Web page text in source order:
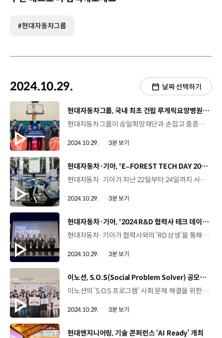
#현대자동차그룹
2024.10.29. 날짜 선택하기
[동영상]
현대자동차그룹, 국내 최초 건립 루게릭요양병원 지원
현대자동차그룹이 승일희망재단과 손잡고 중증근육성 희귀질환인 ‘루게릭병’ 환우를 지원합니다. 현대자동차그룹은 지난 22일, 현대모비스 농구단 체육관에서 승일희망재단에 루게릭요양병원의 차량 및 의료물품 구입을 위한 성금 2억 원을 전달했습니다. 김영광 상무 / 현대모비스 ESG경영추진실현대모비스 농구단의 코치이셨던 故 박승일 대표님의 뜻을 이어가고 계시는 승일희망재단에 차량을 전달하게 된 것을 큰 영광으로 생각합니다. 루게릭병 환우와 가족들을 위해 오랫동안 힘써주고 계시는 션 대표님을 비롯한 승일희망재단 관계자분들께 깊은 존경과 감사의 말씀드립니다. 션 공동대표 / 승일희망재단저희 루게릭요양병원에 꼭 필요한 장애인 이동 차량을 현대자동차그룹에서 지원해 주셔서 너무 기쁘고 감사한 마음입니다. 故 박승일, 션 공동대표가 지난 2011년 루게릭병 환우를 지원하기 위해 설립한 승일희망재단은 국내 최초로 루게릭요양병원 건립에 나서 오는 12월 완공을 앞두고 있는데요. 이날 행사에는 현대모비스 임직원과 농구단 관계자, 현대모비스 함지훈 선수, 장재석 선수 등이 참석해 뜻을 모았습니다. 장재석 선수 / 현대모비스 농구단루게릭병이 어떻게 생겨났는지, 병이 어떤지, 이름이 어떻게 생겨났는지 알게 되고 나니까 사람들에게 널리 알려질 수 있도록 제가 보탬이 되는 것 같아서 정말 감사하게 생각하고 있습니다. 한편, 현대자동차그룹은 어제(28일)부터 주요 사업장 10개소에서 자유투 모금 이벤트와 28개 그룹사를 대상으로한 온라인 모금 캠페인 ‘Shoot for Hope’를 진행하고 있는데요. 모금 캠페인은 다음달 8일까지 2주간 진행되며, 모금액은 승일희망재단에 기부될 예정입니다. 션 공동대표 / 승일희망재단루게릭병 등 중증근육성 희귀질환 환우와 가족을 위한 온라인 모금 그리고 희망의 자유투, Shoot for Hope 행사까지 현대자동차그룹 임직원 여러분들의 많은 관심과 참여 부탁드립니다.
2024.10.29. 3분 보기
[동영상]
현대자동차·기아, 'E–FOREST TECH DAY 2024' 개최
현대자동차·기아가 지난 22일부터 24일까지 사흘간 경기도 의왕연구소에서 ‘E-FOREST TECH DAY 2024’를 열고 SDF로의 전환을 위한 미래 비전을 제시했습니다. 올해로 5회차를 맞은 E-FOREST TECH DAY는 스마트 팩토리 혁신 제조 기술을 공유하기 위한 신기술 전시회인데요, 올해는 특히 현대자동차·기아 제조솔루션본부 및 협력사가 제조 기술 혁신을 통해 SDF, 즉 소프트웨어 중심 공장 구현을 가속화하기 위해 연구개발하고 있는 성과를 공유하는 전시들로 꾸며졌습니다. SDF는 데이터 연결 및 디지털 전환을 통해 SDV를 생산하는 기지 역할을 수행하게 되는데요, 현대자동차·기아는 SDF를 통해 생산속도 향상, 신차 투입 시 투자 비용 절감, 품질 향상 등의 효과를 거둠으로써 스마트팩토리 생태계, E-FOREST를 구현할 수 있을 것으로 기대하고 있습니다. 이재민 상무 / 현대자동차·기아 E-FOREST센터 SDF로의 전환을 통해 생산 현장의 애로사항을 실시간 개선하고 설비의 효율적 운영을 통하여 제조 경쟁력을 한 단계 업그레이드하는 동시에 다양한 고객의 니즈에 맞춘 신속한 생산 체계 전환으로 고객 가치를 실현하는 것을 최종 목표로 삼고 있습니다. 이는 앞으로 미래를 위한 기술 개발 방향성 설정에 큰 힘이 되리라 생각합니다. 이번 E-FOREST TECH DAY에서는 제조 AI와 디지털 트윈, 물류·조립 자동화, 로보틱스 솔루션, AAM 제조기술 등 다양한 혁신 기술 200여 건을 전시했는데요, 이와 함께 미래 신기술 방향성을 제시하기 위해 SDF, AAM, 로보틱스, 스타트업 등 4개의 테마관을 운영했습니다. 특히 200여 건의 전시 중에는 현대모비스, 현대로템, 현대위아, 현대오토에버, 현대글로비스, 현대트랜시스 등 6개의 그룹사가 28건, 스타트업이 5건의 전시에 참여해 협력와 공유의 장이 되기도 했습니다. 한편, 신제조기술 발표 대회 및 소프트웨어 유저 콘퍼런스를 비롯해 빅테크 전문기업을 초청한 세미나도 진행하며 미래 제조 공장에 대한 다양한 의견을 나눴는데요, 현대자동차·기아는 이번 E-FOREST TECH DAY를 계기로 앞으로도 생산 공장에 신기술 활용 분야를 더욱 확대해 나갈 계획입니다.
2024.10.29. 3분 보기
[동영상]
현대자동차·기아, '2024 R&D 협력사 테크 데이' 개최
현대자동차·기아가 협력사와의 ‘RD 상생’을 통해 미래 모빌리티 경쟁력을 한층 끌어올립니다. 'RD 협력사 테크 데이'는 현대자동차·기아가 기술 개발과 품질 확보 측면에서 우수한 성과를 낸 협력사에 대해 포상하고, 다방면의 기술 교류를 통해 상호 협력을 모색하는 자리로, RD 분야 대표 동반성장 프로그램 중 하나입니다. 양희원 사장 / 현대자동차·기아 RD본부우리는 지금 전 세계적인 격변의 한복판에 서 있습니다. 이러한 변화 속에서 기업이 생존하고 성장하기 위해 가장 필요한 것은 결국 차별화된 기술을 보유하고 경쟁력 있는 제품을 개발할 수 있는 역량을 확보하는 것이라고 믿습니다. 그런 의미에서 ‘RD 협력사 테크 데이’가 미래를 위한 신기술 개발의 중요성을 다시 한 번 돌아보는 소중한 기회가 되시기를 바라며, 현대자동차·기아도 지금까지의 성장에 가장 큰 조력자이자 파트너인 협력사 여러분을 위해 앞으로도 상생과 협력을 통한 동반성장에 더욱 최선을 다하겠습니다. 올해로 19회 째를 맞은 이날 행사는 우수 협력사 기술 6건에 대한 포상과 우수 신기술 사례 발표, 전시회 등으로 구성됐는데요, 최우수 기술에 유라코퍼레이션이 개발한 ‘SDV 존 아키텍처 구성 요소 기술’이 선정됐습니다. 한편, 임직원과 고객들이 편리하게 신기술을 관람할 수 있도록 1주간 추가로 오프라인과 온라인 생중계를 병행해 더 많은 협력사 관계자들이 행사에 참여할 수 있도록 했습니다. 김경철 상무 / 현대자동차·기아 연구개발품질기획실 ‘RD 협력사 테크 데이’는 현대자동차·기아 협력사와 동반성장과 상생 협력을 목적으로 2006년도부터 매년 실시해오고 있는 오랜 전통과 의미를 가진 행사입니다. 대내외 환경 변화로 인해 어려운 여건 속에서도 많은 협력사에서 신기술 개발 및 부품 품질 확보에 힘써주신 것에 감사를 표하고 우수 신기술에 대한 포상과 상호 기술 교류의 장으로 활용하고 있습니다. 현대자동차·기아는 이번 행사를 통해 협력사와의 상생과 협력으로 동반성장을 더욱 강화해 나갈 계획입니다.
2024.10.29. 3분 보기
[동영상]
이노션, S.O.S(Social Problem Solver) 공모전 시상식 진행
이노션의 ‘S.O.S 프로그램’ 사회 문제 해결을 위한 Social Problem Solver 10월 22일, 이노션 본사 오늘은 S.O.S 공모전 시상식이 있는 날 김세원 시니어매니저 / 이노션 워크스마트지원팀 이노션 S.O.S 프로그램은 예비 전문 크리에이터를 꿈꾸는 대학생들에게 전문 업무 경험 기회와 장학금을 제공하는 동시에 시의성 있는 사회 문제의 화두를 던져 다양한 해결책을 제안하는 이노션만의 대표 사회공헌 활동입니다. 2011년부터 올해로 14년 째 이어지고 있는 ‘S.O.S 공모전’ 사회적 문제 해결을 지원하는 사회공헌 활동으로 자리매김 올해 주제는 ‘AI시대, 더 나은 세상을 위한 아이디어’ 이용우 사장 / 이노션 데이터 분석, 맞춤형 마케팅, AI 기반의 크리에이티브 솔루션이 새로운 트렌드로 자리잡고 있으며, 저희 이노션의 역할은 더 넓고 깊어졌습니다. 우리 이노션은 이러한 변화를 선도하며 사회적 가치를 창출하는 캠페인에도 큰 책임감을 가지고 임하고 있습니다. 특히 공모전을 통해 이노션의 여정에 여러분이 함께했다는 점에서 더욱 뜻깊었습니다 최종 수상작 총 13팀대상 1개팀, 금상 2개팀, 은상 4개팀, 동상 6개팀 “두근두근” 영광의 대상은?! 심박수를 분석해 금융범죄를 예방하는 똑똑한 현금인출기 AiTM: 세상에 있던 기술에 세상에 없던 따뜻한 기술을 더하다 나를 위한 AI를 넘어 모두를 위한 AI로! 김시연 대상/ 한국예술종합학교(이번 공모전을 통해) 저만이 가진 시선으로 우리 사회를 되돌아보는 자세를 가질 수 있는 기회가 되지 않았나 생각합니다. 수상한 총 13개 팀에게 총 3,100만원 장학금 지급 “세상을 긍정적으로 바꾸는 미래의 크리에이터,이노션에서 키운다!”
2024.10.29. 3분 보기
[동영상]
현대엔지니어링, 기술 콘퍼런스 ‘AI Ready’ 개최